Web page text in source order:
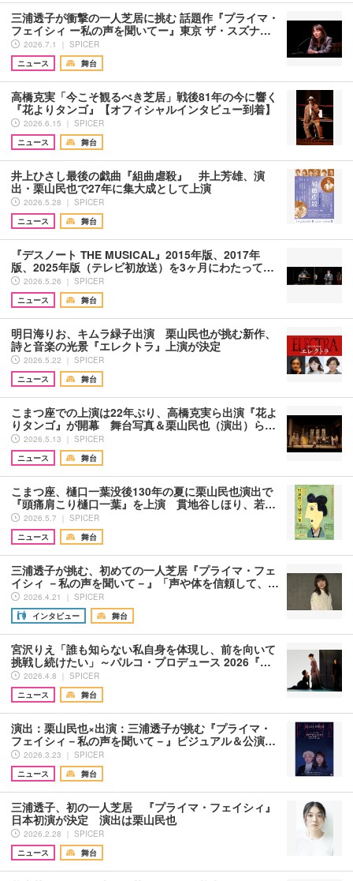
三浦透子が衝撃の一人芝居に挑む 話題作『プライマ・
フェイシィ ー私の声を聞いてー』東京 ザ・スズナ…
2026.7.1 ｜ SPICER
ニュース
舞台
高橋克実「今こそ観るべき芝居」戦後81年の今に響く
『花よりタンゴ』【オフィシャルインタビュー到着】
2026.6.15 ｜ SPICER
ニュース
舞台
井上ひさし最後の戯曲『組曲虐殺』 井上芳雄、演
出・栗山民也で27年に集大成として上演
2026.5.28 ｜ SPICER
ニュース
舞台
『デスノート THE MUSICAL』2015年版、2017年
版、2025年版（テレビ初放送）を3ヶ月にわたって…
2026.5.26 ｜ SPICER
ニュース
舞台
明日海りお、キムラ緑子出演 栗山民也が挑む新作、
詩と音楽の光景『エレクトラ』上演が決定
2026.5.22 ｜ SPICER
ニュース
舞台
こまつ座での上演は22年ぶり、高橋克実ら出演『花よ
りタンゴ』が開幕 舞台写真＆栗山民也（演出）ら…
2026.5.13 ｜ SPICER
ニュース
舞台
こまつ座、樋口一葉没後130年の夏に栗山民也演出で
『頭痛肩こり樋口一葉』を上演 貫地谷しほり、若…
2026.5.7 ｜ SPICER
ニュース
舞台
三浦透子が挑む、初めての一人芝居『プライマ・フェ
イシィ －私の声を聞いて－』「声や体を信頼して、…
2026.4.21 ｜ SPICER
インタビュー
舞台
宮沢りえ「誰も知らない私自身を体現し、前を向いて
挑戦し続けたい」～パルコ・プロデュース 2026『…
2026.4.8 ｜ SPICER
ニュース
舞台
演出：栗山民也×出演：三浦透子が挑む『プライマ・
フェイシィ－私の声を聞いて－』ビジュアル＆公演…
2026.3.23 ｜ SPICER
ニュース
舞台
三浦透子、初の一人芝居 『プライマ・フェイシィ』
日本初演が決定 演出は栗山民也
2026.2.28 ｜ SPICER
ニュース
舞台